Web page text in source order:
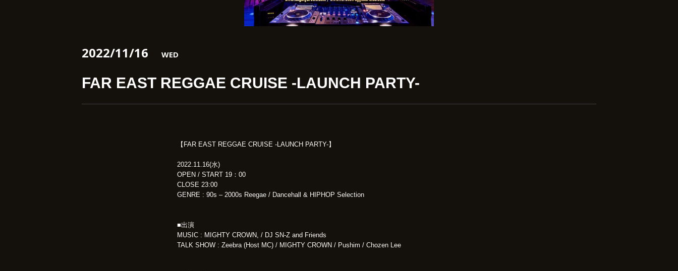
2022/11/16 WED
FAR EAST REGGAE CRUISE -LAUNCH PARTY-
【FAR EAST REGGAE CRUISE -LAUNCH PARTY-】
2022.11.16(水)
OPEN / START 19：00
CLOSE 23:00
GENRE : 90s – 2000s Reegae / Dancehall & HIPHOP Selection
■出演
MUSIC : MIGHTY CROWN, / DJ SN-Z and Friends
TALK SHOW : Zeebra (Host MC) / MIGHTY CROWN / Pushim / Chozen Lee